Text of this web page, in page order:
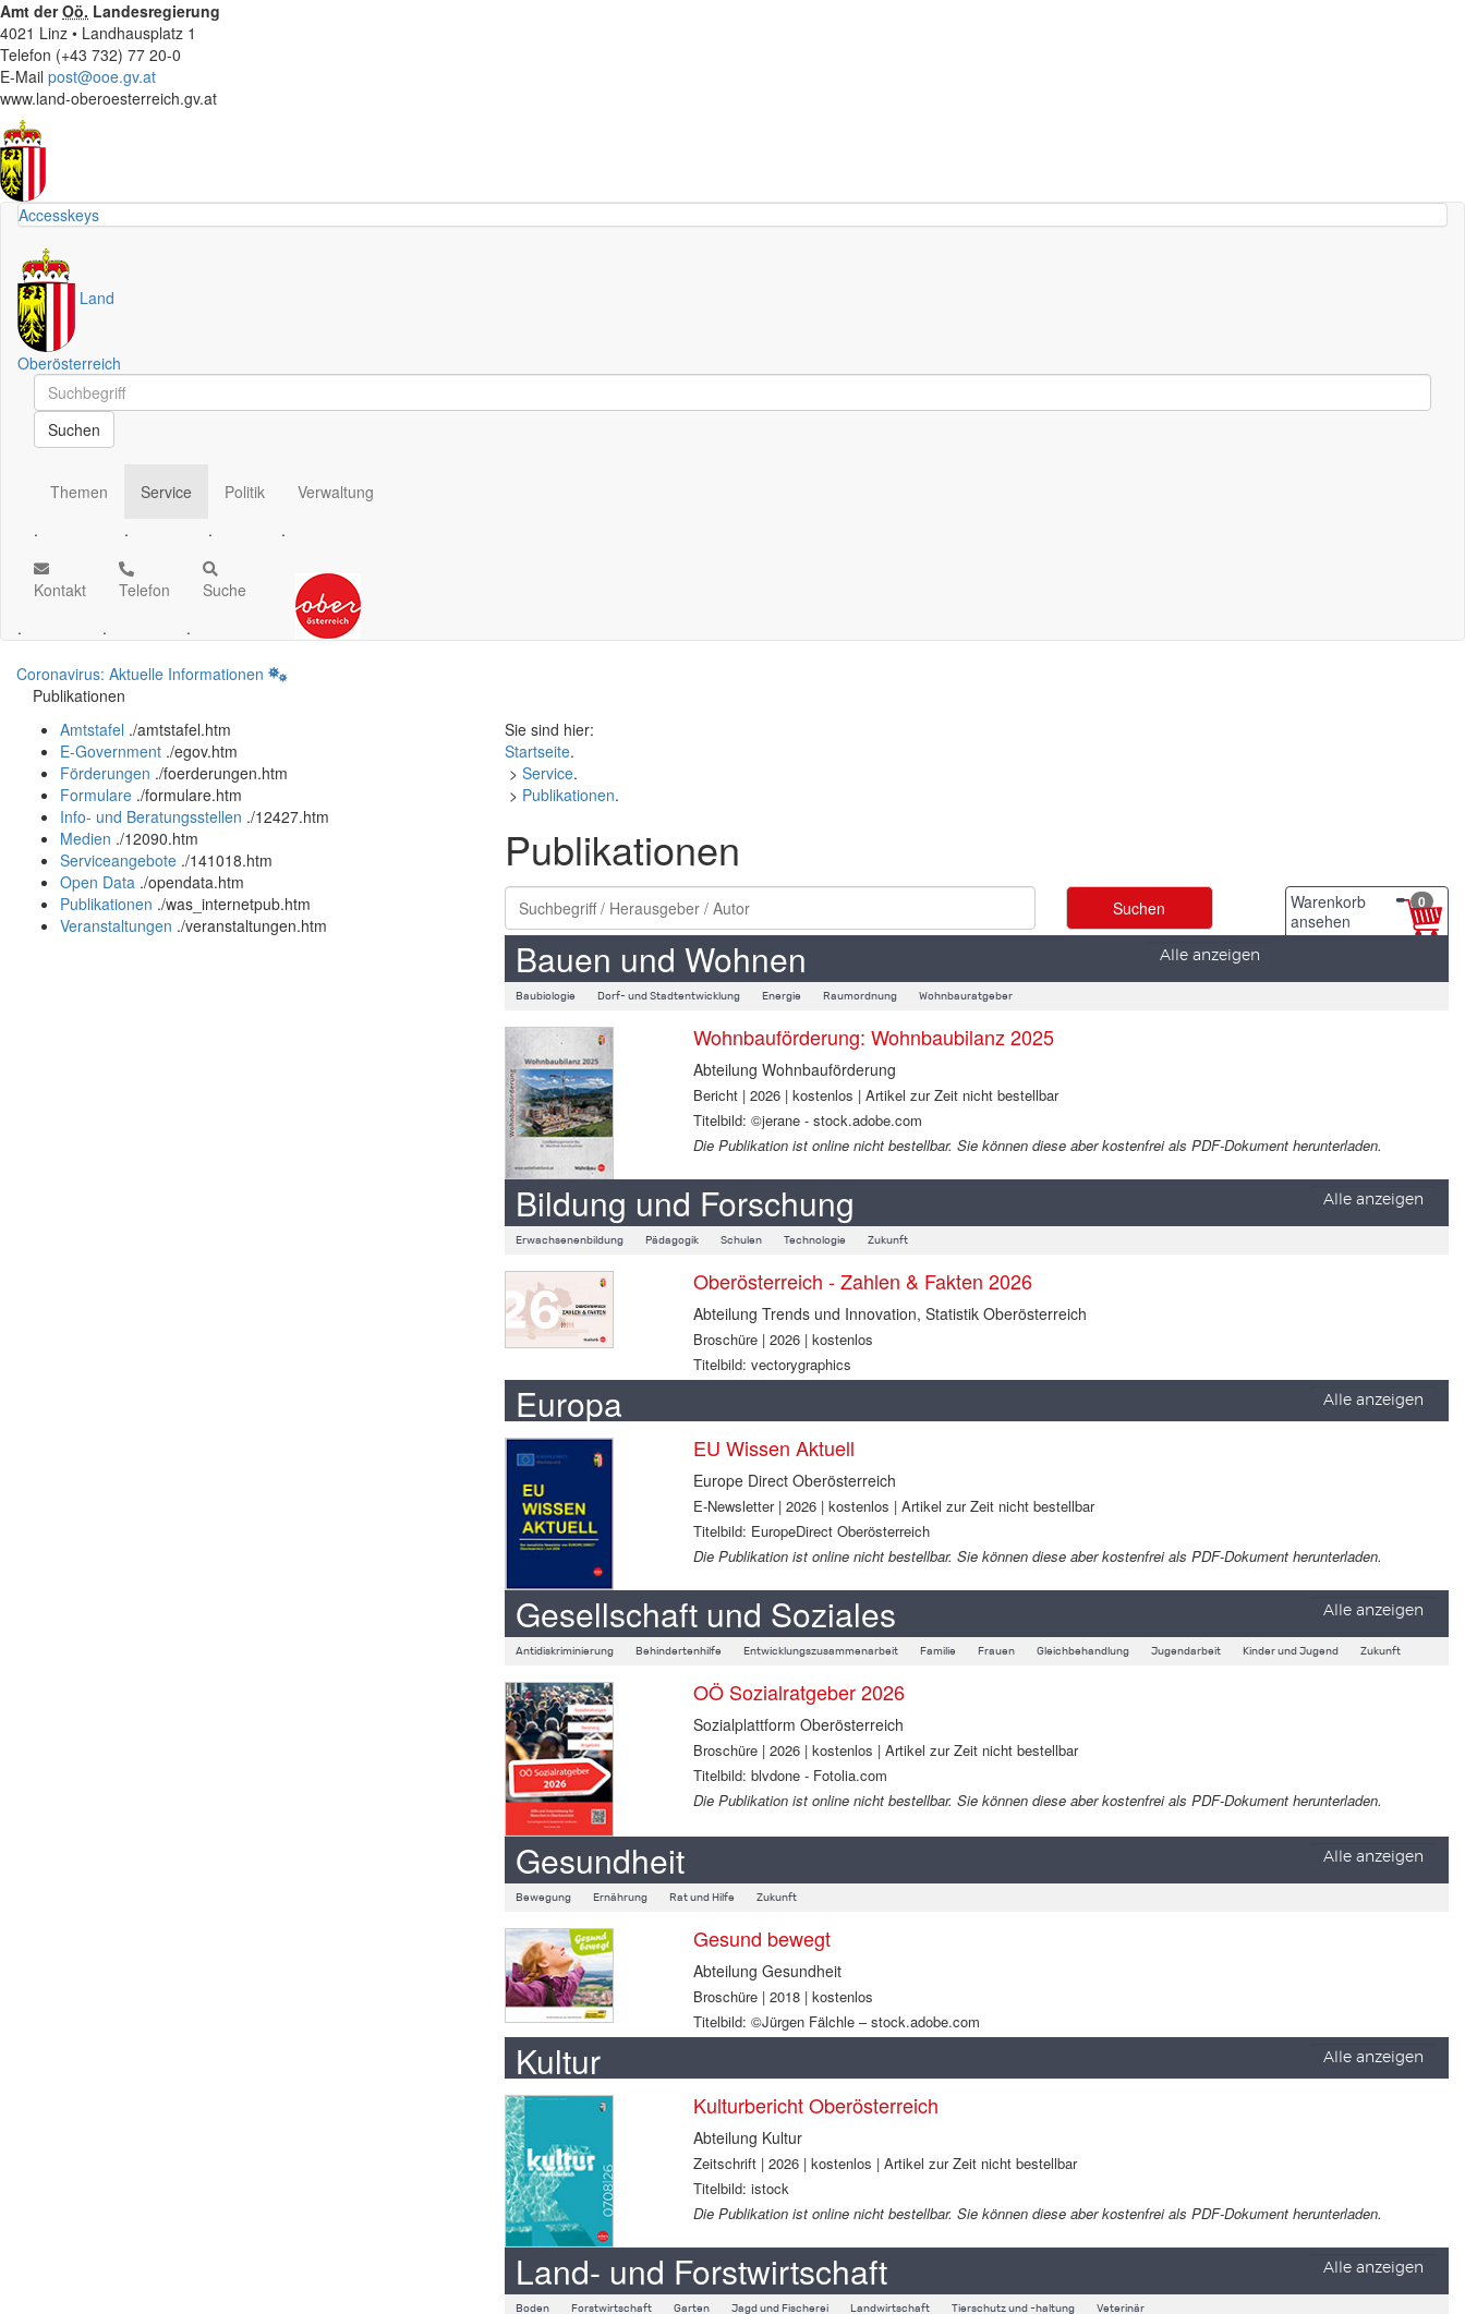
Amt derOö. Landesregierung
4021 Linz • Landhausplatz 1
Telefon (+43 732) 77 20-0
E-Mail post@ooe.gv.at
www.land-oberoesterreich.gv.at
Accesskeys
Land
Oberösterreich
Schnellsuche
Schnellsuche
Suchen
Themen
.
Service
.
Politik
.
Verwaltung
.
Kontakt
.
Telefon
.
Suche
.
Coronavirus: Aktuelle Informationen
Publikationen
Amtstafel ./amtstafel.htm
E-Government ./egov.htm
Förderungen ./foerderungen.htm
Formulare ./formulare.htm
Info- und Beratungsstellen ./12427.htm
Medien ./12090.htm
Serviceangebote ./141018.htm
Open Data ./opendata.htm
Publikationen ./was_internetpub.htm
Veranstaltungen ./veranstaltungen.htm
Sie sind hier:
Startseite.
> Service.
> Publikationen.
Publikationen
Warenkorb
ansehen
0
Bauen und Wohnen Alle anzeigen
Baubiologie Dorf- und Stadtentwicklung Energie Raumordnung Wohnbauratgeber
Wohnbauförderung: Wohnbaubilanz 2025
Abteilung Wohnbauförderung
Bericht | 2026 | kostenlos | Artikel zur Zeit nicht bestellbar
Titelbild: ©jerane - stock.adobe.com
Die Publikation ist online nicht bestellbar. Sie können diese aber kostenfrei als PDF-Dokument herunterladen.
Bildung und Forschung Alle anzeigen
Erwachsenenbildung Pädagogik Schulen Technologie Zukunft
Oberösterreich - Zahlen & Fakten 2026
Abteilung Trends und Innovation, Statistik Oberösterreich
Broschüre | 2026 | kostenlos
Titelbild: vectorygraphics
Europa Alle anzeigen
EU Wissen Aktuell
Europe Direct Oberösterreich
E-Newsletter | 2026 | kostenlos | Artikel zur Zeit nicht bestellbar
Titelbild: EuropeDirect Oberösterreich
Die Publikation ist online nicht bestellbar. Sie können diese aber kostenfrei als PDF-Dokument herunterladen.
Gesellschaft und Soziales Alle anzeigen
Antidiskriminierung Behindertenhilfe Entwicklungszusammenarbeit Familie Frauen Gleichbehandlung Jugendarbeit Kinder und Jugend Zukunft
OÖ Sozialratgeber 2026
Sozialplattform Oberösterreich
Broschüre | 2026 | kostenlos | Artikel zur Zeit nicht bestellbar
Titelbild: blvdone - Fotolia.com
Die Publikation ist online nicht bestellbar. Sie können diese aber kostenfrei als PDF-Dokument herunterladen.
Gesundheit Alle anzeigen
Bewegung Ernährung Rat und Hilfe Zukunft
Gesund bewegt
Abteilung Gesundheit
Broschüre | 2018 | kostenlos
Titelbild: ©Jürgen Fälchle – stock.adobe.com
Kultur Alle anzeigen
Kulturbericht Oberösterreich
Abteilung Kultur
Zeitschrift | 2026 | kostenlos | Artikel zur Zeit nicht bestellbar
Titelbild: istock
Die Publikation ist online nicht bestellbar. Sie können diese aber kostenfrei als PDF-Dokument herunterladen.
Land- und Forstwirtschaft Alle anzeigen
Boden Forstwirtschaft Garten Jagd und Fischerei Landwirtschaft Tierschutz und -haltung Veterinär